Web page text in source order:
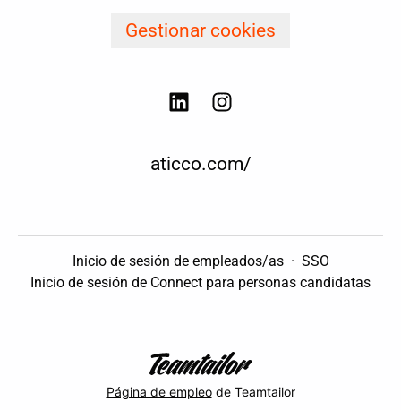
Gestionar cookies
aticco.com/
Inicio de sesión de empleados/as · SSO
Inicio de sesión de Connect para personas candidatas
Página de empleode Teamtailor